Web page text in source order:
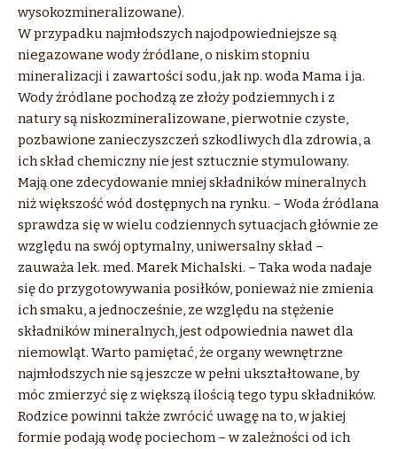
wysokozmineralizowane).
W przypadku najmłodszych najodpowiedniejsze są
niegazowane wody źródlane, o niskim stopniu
mineralizacji i zawartości sodu, jak np. woda Mama i ja.
Wody źródlane pochodzą ze złoży podziemnych i z
natury są niskozmineralizowane, pierwotnie czyste,
pozbawione zanieczyszczeń szkodliwych dla zdrowia, a
ich skład chemiczny nie jest sztucznie stymulowany.
Mają one zdecydowanie mniej składników mineralnych
niż większość wód dostępnych na rynku. – Woda źródlana
sprawdza się w wielu codziennych sytuacjach głównie ze
względu na swój optymalny, uniwersalny skład –
zauważa lek. med. Marek Michalski. – Taka woda nadaje
się do przygotowywania posiłków, ponieważ nie zmienia
ich smaku, a jednocześnie, ze względu na stężenie
składników mineralnych, jest odpowiednia nawet dla
niemowląt. Warto pamiętać, że organy wewnętrzne
najmłodszych nie są jeszcze w pełni ukształtowane, by
móc zmierzyć się z większą ilością tego typu składników.
Rodzice powinni także zwrócić uwagę na to, w jakiej
formie podają wodę pociechom – w zależności od ich